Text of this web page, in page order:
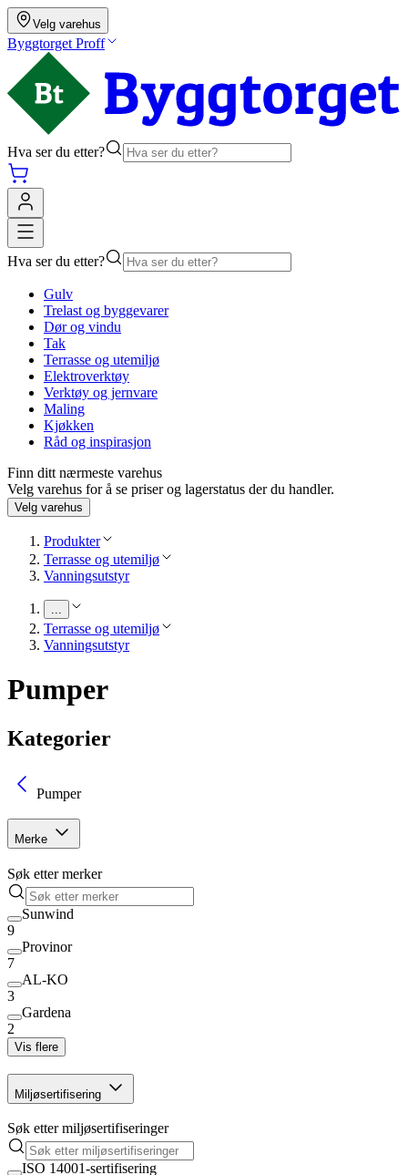
Velg varehus
Byggtorget Proff
Hva ser du etter?
Hva ser du etter?
Gulv
Trelast og byggevarer
Dør og vindu
Tak
Terrasse og utemiljø
Elektroverktøy
Verktøy og jernvare
Maling
Kjøkken
Råd og inspirasjon
Finn ditt nærmeste varehus
Velg varehus for å se priser og lagerstatus der du handler.
Velg varehus
Produkter
Terrasse og utemiljø
Vanningsutstyr
Terrasse og utemiljø
Vanningsutstyr
Pumper
Kategorier
Pumper
Merke
Søk etter merker
Sunwind
9
Provinor
7
AL-KO
3
Gardena
2
Vis flere
Miljøsertifisering
Søk etter miljøsertifiseringer
ISO 14001-sertifisering